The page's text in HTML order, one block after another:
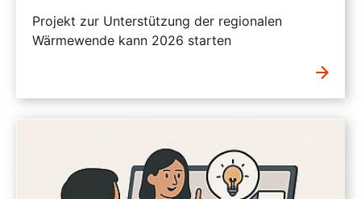
Projekt zur Unterstützung der regionalen
Wärmewende kann 2026 starten